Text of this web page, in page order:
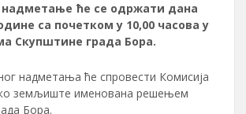
надметање ће се одржати дана
са почетком у 10,00 часова у
Скупштине града Бора.
надметања ће спровести Комисија
земљиште именована решењем
Бора.